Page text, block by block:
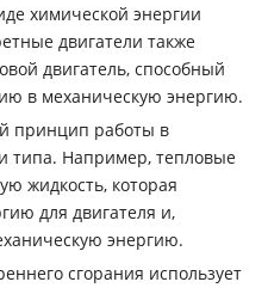
химической энергии
двигатели также
двигатель, способный
в механическую энергию.
принцип работы в
типа. Например, тепловые
жидкость, которая
для двигателя и,
энергию.
сгорания использует